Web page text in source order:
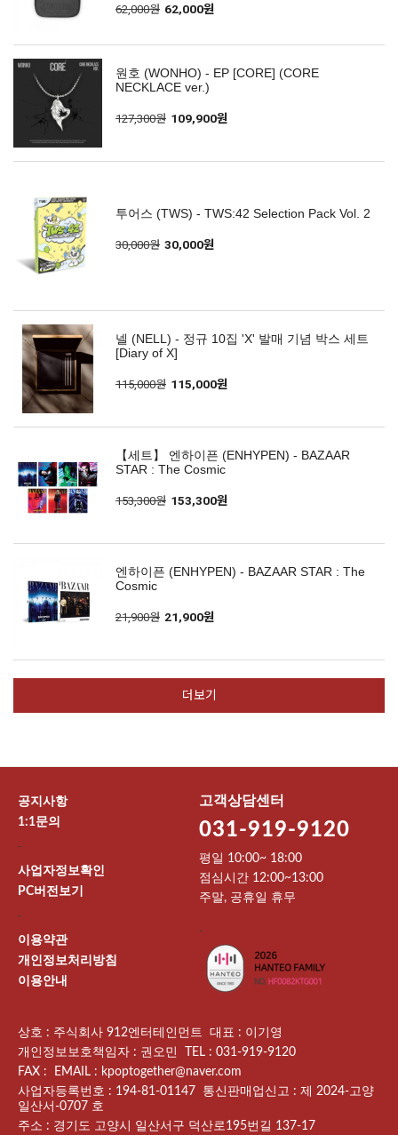
62,000원 62,000원
원호 (WONHO) - EP [CORE] (CORE
NECKLACE ver.)
127,300원 109,900원
투어스 (TWS) - TWS:42 Selection Pack Vol. 2
30,000원 30,000원
넬 (NELL) - 정규 10집 'X' 발매 기념 박스 세트
[Diary of X]
115,000원 115,000원
【세트】 엔하이픈 (ENHYPEN) - BAZAAR
STAR : The Cosmic
153,300원 153,300원
엔하이픈 (ENHYPEN) - BAZAAR STAR : The
Cosmic
21,900원 21,900원
더보기
공지사항
1:1문의
-
사업자정보확인
PC버전보기
-
이용약관
개인정보처리방침
이용안내
고객상담센터
031-919-9120
평일 10:00~ 18:00
점심시간 12:00~13:00
주말, 공휴일 휴무
-
상호 : 주식회사 912엔터테인먼트 대표 : 이기영
개인정보보호책임자 : 권오민 TEL : 031-919-9120
FAX : EMAIL : kpoptogether@naver.com
사업자등록번호 : 194-81-01147 통신판매업신고 : 제 2024-고양
일산서-0707 호
주소 : 경기도 고양시 일산서구 덕산로195번길 137-17